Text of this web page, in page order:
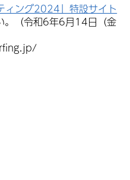
ィング2024」特設サイト
。（令和6年6月14日（金